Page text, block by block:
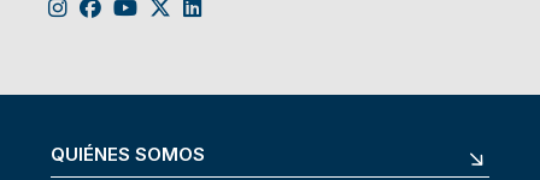
QUIÉNES SOMOS